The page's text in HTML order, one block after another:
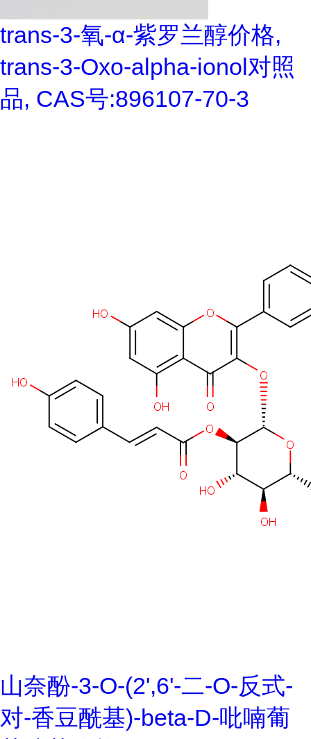
trans-3-氧-α-紫罗兰醇价格,
trans-3-Oxo-alpha-ionol对照
品, CAS号:896107-70-3
山奈酚-3-O-(2',6'-二-O-反式-
对-香豆酰基)-beta-D-吡喃葡